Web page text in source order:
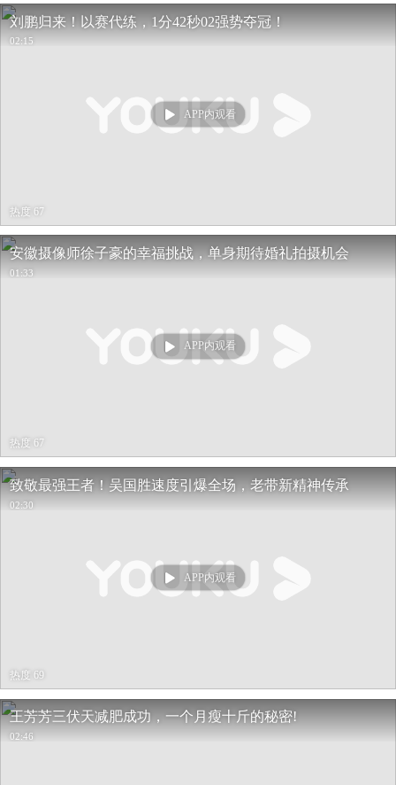
刘鹏归来！以赛代练，1分42秒02强势夺冠！
02:15
APP内观看
热度 67
安徽摄像师徐子豪的幸福挑战，单身期待婚礼拍摄机会
01:33
APP内观看
热度 67
致敬最强王者！吴国胜速度引爆全场，老带新精神传承
02:30
APP内观看
热度 69
王芳芳三伏天减肥成功，一个月瘦十斤的秘密!
02:46